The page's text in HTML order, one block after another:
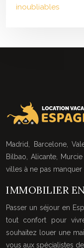
inoubliables
Madrid, Barcelone,
Bilbao, Alicante,
villes à ne pas manquer
IMMOBILIER
Passer un séjour en
tout confort pour
souhaitez louer une
vous aux spécialistes